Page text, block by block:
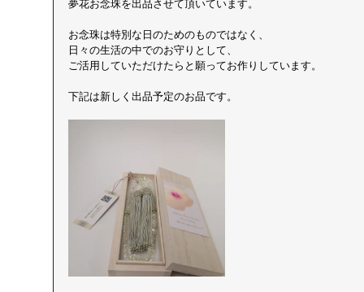
夢花お念珠を出品させて頂いています。
お念珠は特別な日のためのものではなく、
日々の生活の中でのお守りとして、
ご活用していただけたらと願ってお作りしています。
下記は新しく出品予定のお品です。